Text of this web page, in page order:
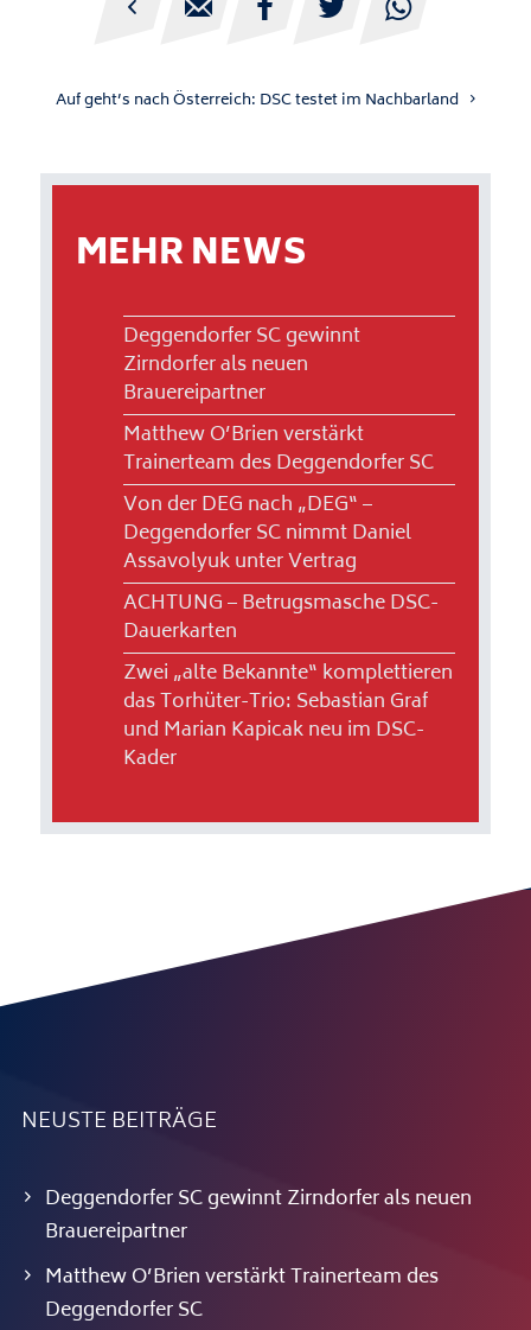
    
Auf geht’s nach Österreich: DSC testet im Nachbarland
MEHR NEWS
Deggendorfer SC gewinnt
Zirndorfer als neuen
Brauereipartner
Matthew O’Brien verstärkt
Trainerteam des Deggendorfer SC
Von der DEG nach „DEG“ –
Deggendorfer SC nimmt Daniel
Assavolyuk unter Vertrag
ACHTUNG – Betrugsmasche DSC-
Dauerkarten
Zwei „alte Bekannte“ komplettieren
das Torhüter-Trio: Sebastian Graf
und Marian Kapicak neu im DSC-
Kader
NEUSTE BEITRÄGE
Deggendorfer SC gewinnt Zirndorfer als neuen
Brauereipartner
Matthew O’Brien verstärkt Trainerteam des
Deggendorfer SC